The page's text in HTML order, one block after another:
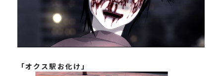
「オクス駅お化け」